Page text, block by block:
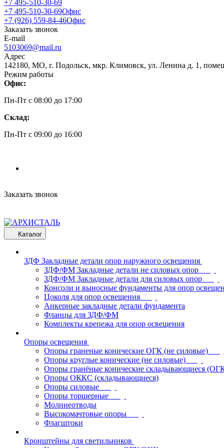
+7 495-510-30-69
+7 495-510-30-69Офис
+7 (926) 559-84-46Офис
Заказать звонок
E-mail
5103069@mail.ru
Адрес
142180, МО, г. Подольск, мкр. Климовск, ул. Ленина д. 1,
Режим работы
Офис:
Пн-Пт c 08:00 до 17:00
Склад:
Пн-Пт c 09:00 до 16:00
Заказать звонок
Каталог
ЗДФ Закладные детали опор наружного освещения
ЗДФ/ФМ Закладные детали не силовых опор
ЗДФ/ФМ Закладные детали для силовых опор
Консоли и выносные фундаменты для опор
Цоколя для опор освещения
Анкерные закладные детали фундамента
Фланцы для ЗДФ/ФМ
Комплекты крепежа для опор освещения
Опоры освещения
Опоры граненые конические ОГК (не силовые)
Опоры круглые конические (не силовые)
Опоры гранёные конические складывающиеся
Опоры ОККС (складывающиеся)
Опоры силовые
Опоры торшерные
Молниеотводы
Высокомачтовые опоры
Флагштоки
Кронштейны для светильников